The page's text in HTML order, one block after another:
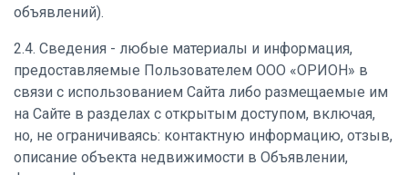
объявлений).
2.4. Сведения - любые материалы и информация,
предоставляемые Пользователем ООО «ОРИОН» в
связи с использованием Сайта либо размещаемые им
на Сайте в разделах с открытым доступом, включая,
но, не ограничиваясь: контактную информацию, отзыв,
описание объекта недвижимости в Объявлении,